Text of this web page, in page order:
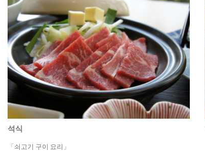
석식
「쇠고기 구이 요리」